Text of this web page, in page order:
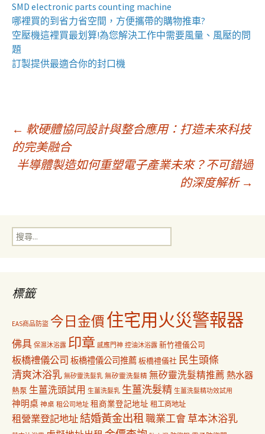
SMD electronic parts counting machine
哪裡買的到省力省空間，方便攜帶的購物推車?
空壓機這裡買最划算!為您解決工作中需要風量、風壓的問
題
訂製提供最適合你的封口機
文
章
覽
← 軟硬體協同設計與整合應用：打造未來科技
的完美融合
半導體製造如何重塑電子產業未來？不可錯過
的深度解析 →
搜
尋
標籤
EAS商品防盜 今日金價住宅用火災警報器
佛具 保濕沐浴露 印章 感應門神 控油沐浴露 新竹禮儀公司
板橋禮儀公司 板橋禮儀公司推薦板橋禮儀社 民生頭條
清爽沐浴乳 無矽靈洗髮乳 無矽靈洗髮精 無矽靈洗髮精推薦 熱水器
熱泵 生薑洗頭試用 生薑洗髮乳 生薑洗髮精 生薑洗髮精功效試用
神明桌 神桌 租公司地址 租商業登記地址 租工商地址
租營業登記地址結婚黃金出租職業工會草本沐浴乳